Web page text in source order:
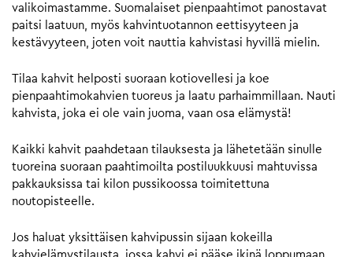
valikoimastamme. Suomalaiset pienpaahtimot panostavat
paitsi laatuun, myös kahvintuotannon eettisyyteen ja
kestävyyteen, joten voit nauttia kahvistasi hyvillä mielin.
Tilaa kahvit helposti suoraan kotiovellesi ja koe
pienpaahtimokahvien tuoreus ja laatu parhaimmillaan. Nauti
kahvista, joka ei ole vain juoma, vaan osa elämystä!
Kaikki kahvit paahdetaan tilauksesta ja lähetetään sinulle
tuoreina suoraan paahtimoilta postiluukkuusi mahtuvissa
pakkauksissa tai kilon pussikoossa toimitettuna
noutopisteelle.
Jos haluat yksittäisen kahvipussin sijaan kokeilla